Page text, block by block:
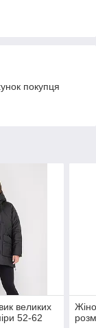
покупця
великих
52-62